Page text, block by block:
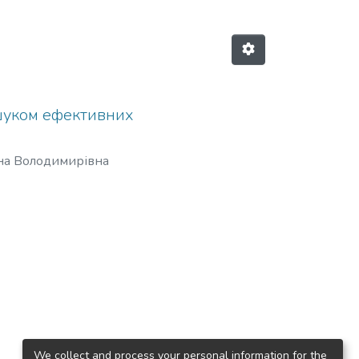
ефективних
Володимирівна
We collect and process your personal information for the